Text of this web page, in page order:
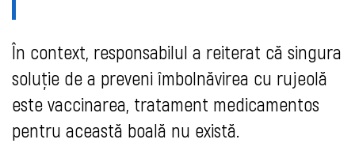
În context, responsabilul a reiterat că singura
soluție de a preveni îmbolnăvirea cu rujeolă
este vaccinarea, tratament medicamentos
pentru această boală nu există.